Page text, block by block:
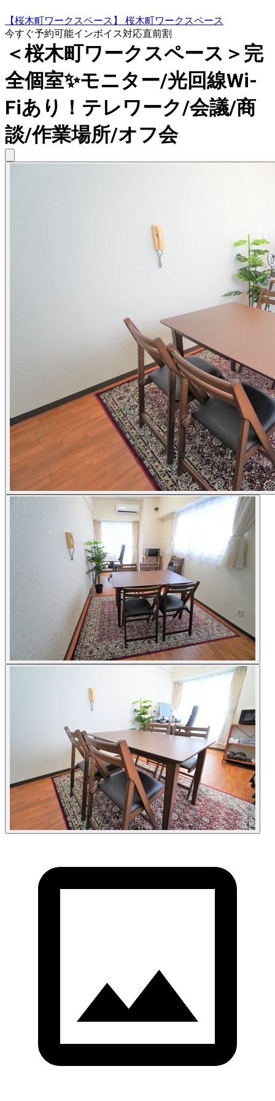
【桜木町ワークスペース】 桜木町ワークスペース
今すぐ予約可能インボイス対応直前割
＜桜木町ワークスペース＞完
全個室✨モニター/光回線Wi-
Fiあり！テレワーク/会議/商
談/作業場所/オフ会